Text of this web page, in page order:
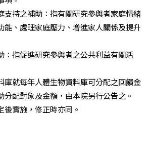
支持之補助：指有關研究參與者家庭情緒
能、處理家庭壓力、增進家人關係及提升
：指促進研究參與者之公共利益有關活
庫就每年人體生物資料庫可分配之回饋金
分配對象及金額，由本院另行公告之。
後實施，修正時亦同。